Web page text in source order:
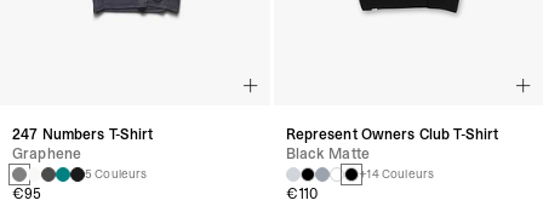
247 Numbers T-Shirt
Graphene
5 Couleurs
€95
Represent Owners Club T-Shirt
Black Matte
+14 Couleurs
€110